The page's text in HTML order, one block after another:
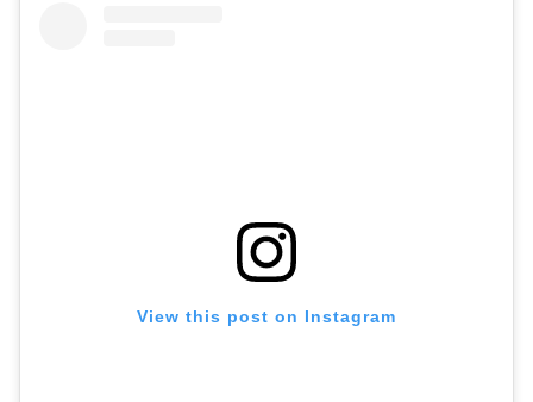
View this post on Instagram